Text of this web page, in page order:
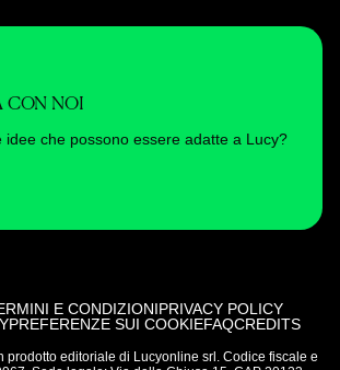
CON NOI
idee che possono essere adatte a Lucy?
E CONDIZIONIPRIVACY POLICY
PREFERENZE SUI COOKIEFAQCREDITS
prodotto editoriale di Lucyonline srl. Codice fiscale e